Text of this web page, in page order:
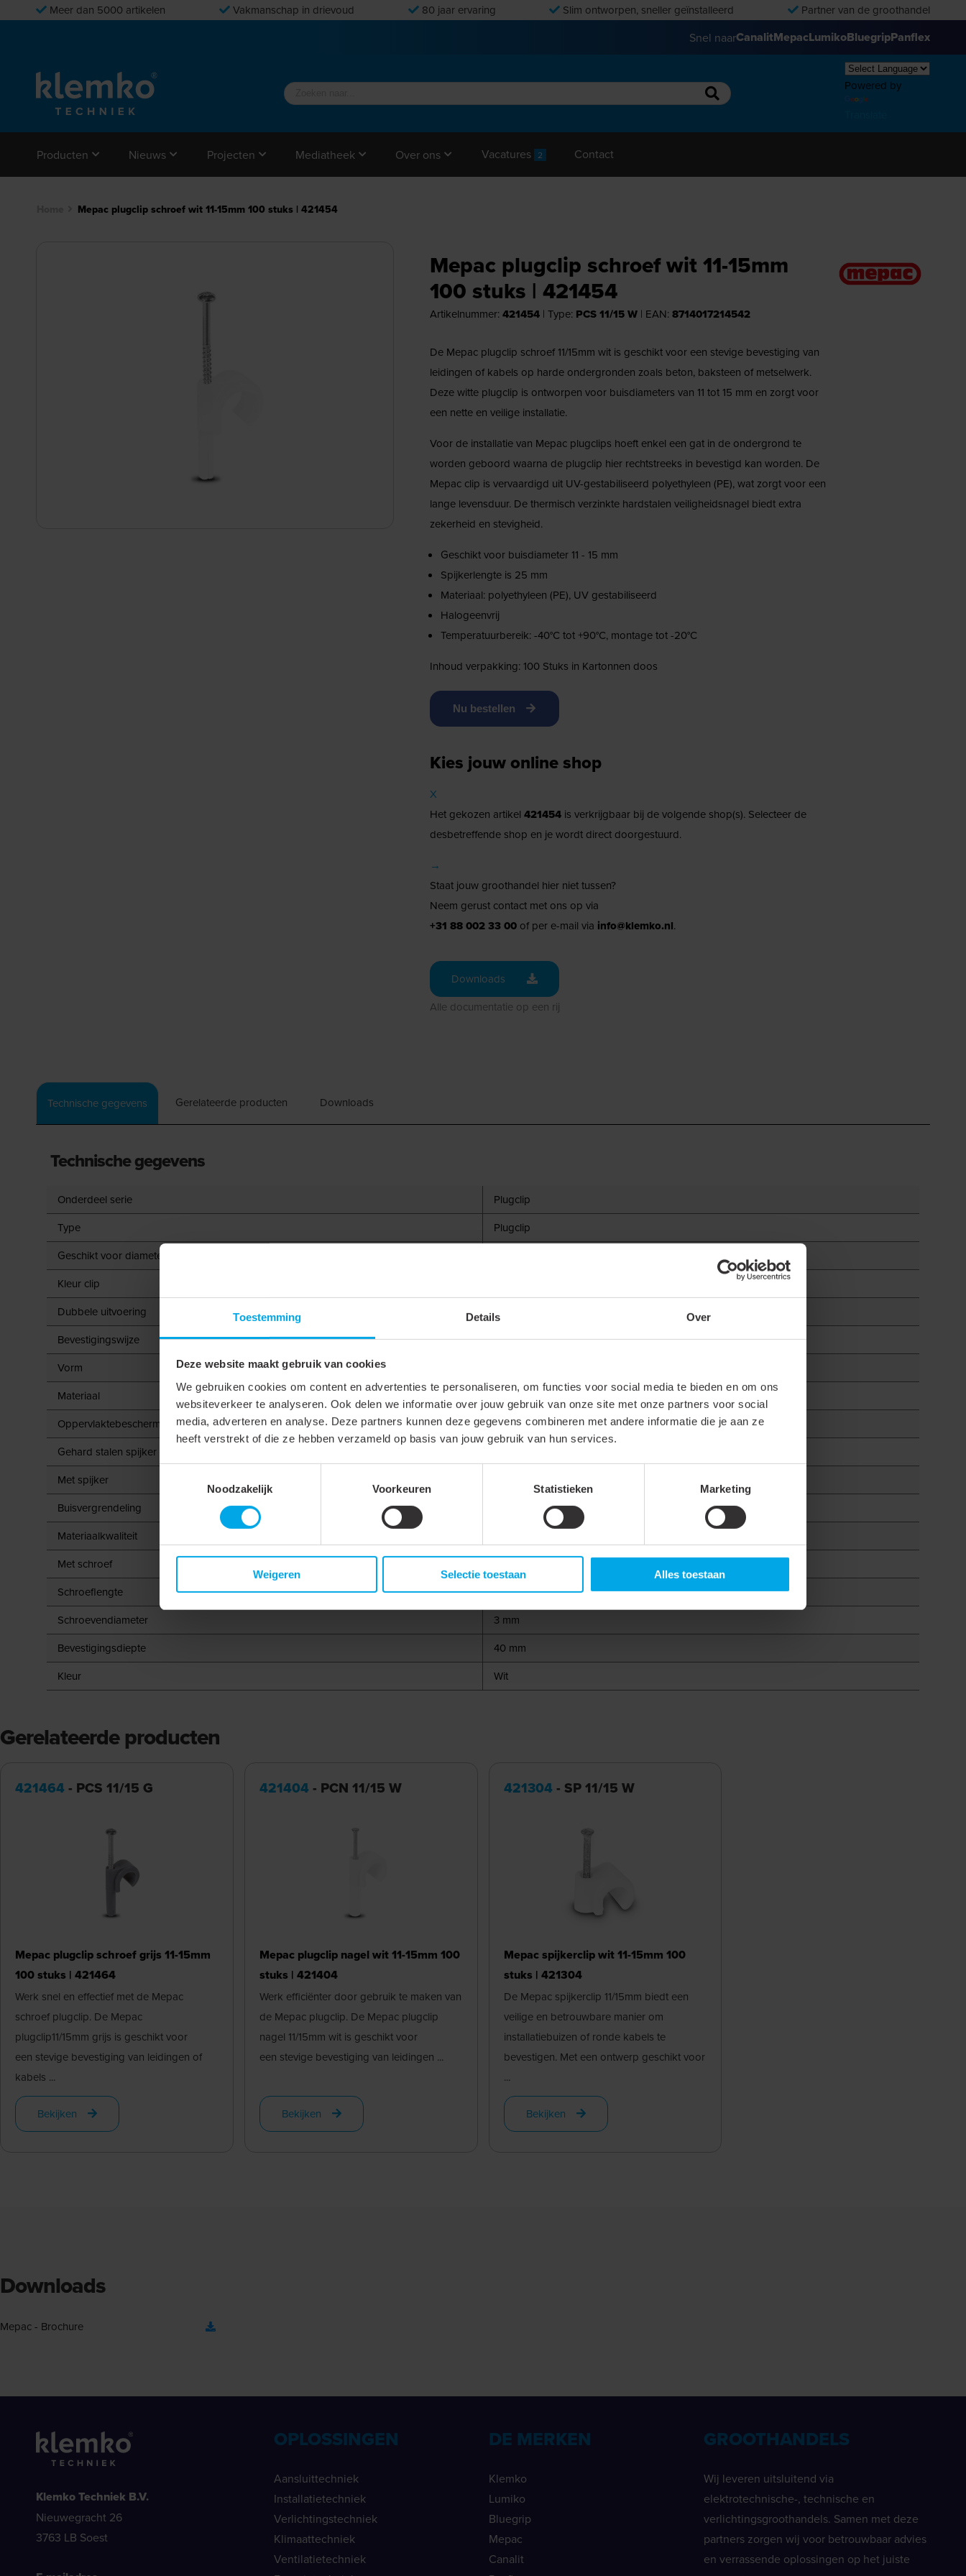
Toestemming Details Over
Deze website maakt gebruik van cookies
We gebruiken cookies om content en advertenties te personaliseren, om functies voor social media te bieden en om ons
websiteverkeer te analyseren. Ook delen we informatie over jouw gebruik van onze site met onze partners voor social
media, adverteren en analyse. Deze partners kunnen deze gegevens combineren met andere informatie die je aan ze
heeft verstrekt of die ze hebben verzameld op basis van jouw gebruik van hun services.
Noodzakelijk
Voorkeuren Statistieken Marketing
Weigeren Selectie toestaan Alles toestaan
Meer dan 5000 artikelen Vakmanschap in drievoud 80 jaar ervaring Slim ontworpen, sneller geïnstalleerd Partner van de groothandel
Snel naarCanalitMepacLumikoBluegripPanflex
Powered by
Producten Nieuws Projecten Mediatheek Over ons Vacatures 2 Contact
Mepac plugclip schroef wit 11-15mm 100 stuks | 421454
Mepac plugclip schroef wit 11-15mm
100 stuks | 421454
Artikelnummer: 421454| Type: PCS 11/15 W | EAN: 8714017214542
De Mepac plugclip schroef 11/15mm wit is geschikt voor een stevige bevestiging van
leidingen of kabels op harde ondergronden zoals beton, baksteen of metselwerk.
Deze witte plugclip is ontworpen voor buisdiameters van 11 tot 15 mm en zorgt voor
een nette en veilige installatie.
Voor de installatie van Mepac plugclips hoeft enkel een gat in de ondergrond te
worden geboord waarna de plugclip hier rechtstreeks in bevestigd kan worden. De
Mepac clip is vervaardigd uit UV-gestabiliseerd polyethyleen (PE), wat zorgt voor een
lange levensduur. De thermisch verzinkte hardstalen veiligheidsnagel biedt extra
zekerheid en stevigheid.
Geschikt voor buisdiameter 11 - 15 mm
Spijkerlengte is 25 mm
Materiaal: polyethyleen (PE), UV gestabiliseerd
Halogeenvrij
Temperatuurbereik: -40°C tot +90°C, montage tot -20°C
Inhoud verpakking: 100 Stuks in Kartonnen doos
Nu bestellen
Kies jouw online shop
X
Het gekozen artikel 421454is verkrijgbaar bij de volgende shop(s). Selecteer de
desbetreffende shop en je wordt direct doorgestuurd.
→
Staat jouw groothandel hier niet tussen?
Neem gerust contact met ons op via
+31 88 002 33 00of per e-mail via info@klemko.nl.
Downloads
Alle documentatie op een rij
Technische gegevens Gerelateerde producten Downloads
Technische gegevens
Onderdeel serie
Plugclip
Type
Plugclip
Geschikt voor diameter
Kleur clip
Dubbele uitvoering
Bevestigingswijze
Schroef
Vorm
Materiaal
Kunststof
Oppervlaktebescherming
Onbehandeld
Gehard stalen spijker
Met spijker
Buisvergrendeling
Materiaalkwaliteit
Met schroef
Schroeflengte
37 mm
Schroevendiameter
3 mm
Bevestigingsdiepte
40 mm
Kleur
Wit
Gerelateerde producten
421464 - PCS 11/15 G
Mepac plugclip schroef grijs 11-15mm
100 stuks | 421464
Werk snel en effectief met de Mepac
schroef plugclip. De Mepac
plugclip11/15mm grijs is geschikt voor
een stevige bevestiging van leidingen of
kabels ...
Bekijken
421404 - PCN 11/15 W
Mepac plugclip nagel wit 11-15mm 100
stuks | 421404
Werk efficiënter door gebruik te maken van
de Mepac plugclip. De Mepac plugclip
nagel 11/15mm wit is geschikt voor
een stevige bevestiging van leidingen ...
Bekijken
421304 - SP 11/15 W
Mepac spijkerclip wit 11-15mm 100
stuks | 421304
De Mepac spijkerclip 11/15mm biedt een
veilige en betrouwbare manier om
installatiebuizen of ronde kabels te
bevestigen. Met een ontwerp geschikt voor
...
Bekijken
Downloads
Mepac - Brochure
Klemko Techniek B.V.
Nieuwegracht 26
3763 LB Soest
OPLOSSINGEN
Aansluittechniek
Installatietechniek
Verlichtingstechniek
Klimaattechniek
Ventilatietechniek
DE MERKEN
Klemko
Lumiko
Bluegrip
Mepac
Canalit
GROOTHANDELS
Wij leveren uitsluitend via
elektrotechnische-, technische en
verlichtingsgroothandels. Samen met deze
partners zorgen wij voor betrouwbaar advies
en verrassende oplossingen op het juiste